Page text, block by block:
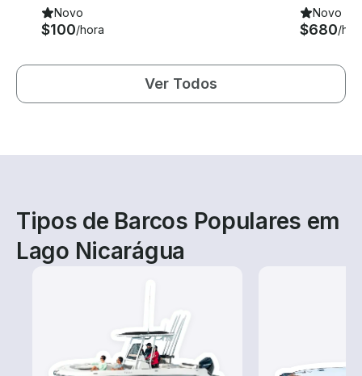
Novo
$100/hora
Novo
$680/
Ver Todos
Tipos de Barcos Populares em
Lago Nicarágua